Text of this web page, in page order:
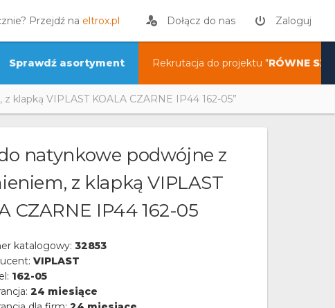
Przejdź na eltrox.pl Dołącz do nas Zaloguj
Sprawdź asortyment Rekrutacja do projektu "RÓWNE
VIPLAST KOALA CZARNE IP44 162-05”
natynkowe podwójne z
z klapką VIPLAST
CZARNE IP44 162-05
katalogowy: 32853
VIPLAST
162-05
24 miesiące